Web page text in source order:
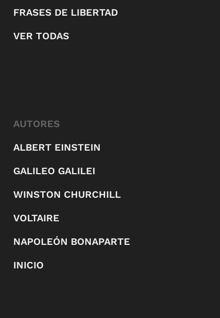
FRASES DE LIBERTAD
VER TODAS
AUTORES
ALBERT EINSTEIN
GALILEO GALILEI
WINSTON CHURCHILL
VOLTAIRE
NAPOLEÓN BONAPARTE
INICIO